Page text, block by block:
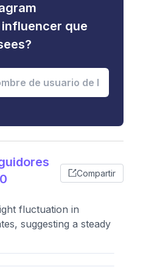
que
Compartir
fluctuation in
suggesting a steady